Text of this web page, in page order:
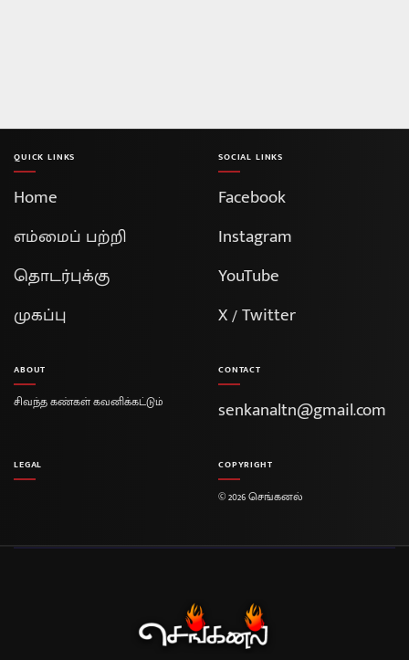
QUICK LINKS
Home
எம்மைப் பற்றி
தொடர்புக்கு
முகப்பு
SOCIAL LINKS
Facebook
Instagram
YouTube
X / Twitter
ABOUT
சிவந்த கண்கள் கவனிக்கட்டும்
CONTACT
senkanaltn@gmail.com
LEGAL COPYRIGHT
© 2026 செங்கனல்